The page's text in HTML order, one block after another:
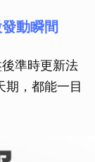
動瞬間
準時更新法
期，都能一目